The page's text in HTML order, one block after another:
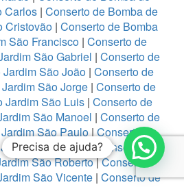
Carlos | Conserto de Bomba de
Cristovão| Conserto de Bomba
São Francisco| Conserto de
São Gabriel | Conserto de
São João | Conserto de
São Jorge| Conserto de
Jardim São Luis| Conserto de
São Manoel | Conserto de
São Paulo|Conserto de
São Pedro|Conserto de
São Roberto|Conserto de
São Vicente| Conserto de
Precisa de ajuda?